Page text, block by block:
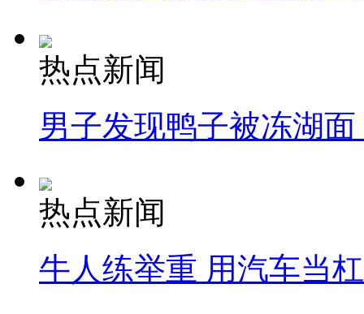
热点新闻
男子发现鸭子被冻湖
热点新闻
牛人练举重 用汽车当